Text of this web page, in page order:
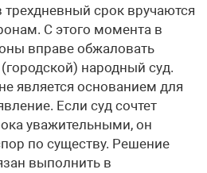
срок вручаются
С этого момента в
вправе обжаловать
народный суд.
является основанием для
Если суд сочтет
уважительными, он
по существу. Решение
выполнить в